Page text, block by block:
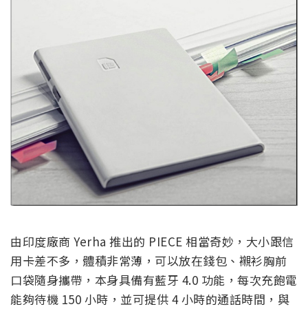
由印度廠商 Yerha 推出的 PIECE 相當奇妙，大小跟信
用卡差不多，體積非常薄，可以放在錢包、襯衫胸前
口袋隨身攜帶，本身具備有藍牙 4.0 功能，每次充飽電
能夠待機 150 小時，並可提供 4 小時的通話時間，與